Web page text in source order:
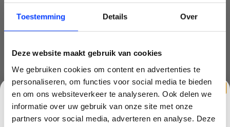
Toestemming Details Over
Deze website maakt gebruik van cookies
We gebruiken cookies om content en advertenties te
personaliseren, om functies voor social media te bieden
en om ons websiteverkeer te analyseren. Ook delen we
informatie over uw gebruik van onze site met onze
partners voor social media, adverteren en analyse. Deze
LiDAR Drones
DJI Mavic 4 Pro: Dé High-End Drone voor Creatieve
De Jagersdrone: Hoe de DJI Matrice 4T Wilddetectie
en Jacht veranderd